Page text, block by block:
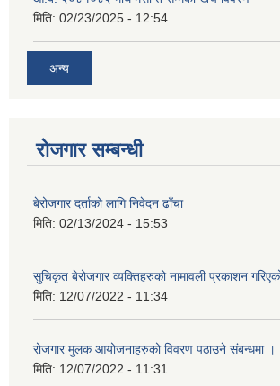
मिति: 02/23/2025 - 12:54
अन्य
रोजगार सम्बन्धी
बेरोजगार दर्ताको लागि निवेदन ढाँचा
मिति: 02/13/2024 - 15:53
सुचिकृत बेरोजगार व्यक्तिहरुको नामावली प्रकाशन
मिति: 12/07/2022 - 11:34
रोजगार मुलक आयोजनाहरुको विवरण पठाउने संबन्धमा ।
मिति: 12/07/2022 - 11:31